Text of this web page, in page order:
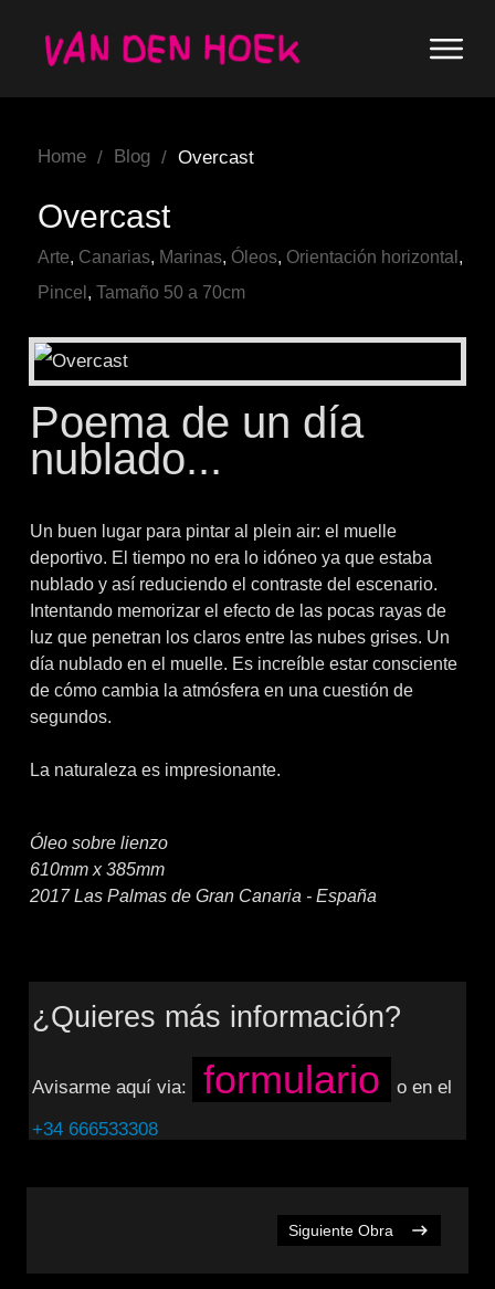
Home / Blog / Overcast
Overcast
Arte, Canarias, Marinas, Óleos, Orientación horizontal ,
Pincel , Tamaño 50 a 70cm
Poema de un día
nublado...
Un buen lugar para pintar al plein air: el muelle
deportivo. El tiempo no era lo idóneo ya que estaba
nublado y así reduciendo el contraste del escenario.
Intentando memorizar el efecto de las pocas rayas de
luz que penetran los claros entre las nubes grises. Un
día nublado en el muelle. Es increíble estar consciente
de cómo cambia la atmósfera en una cuestión de
segundos.
La naturaleza es impresionante.
Óleo sobre lienzo
610mm x 385mm
2017 Las Palmas de Gran Canaria - España
¿Quieres más información?
Avisarme aquí via: formulario
o en el
+34 666533308
Siguiente Obra